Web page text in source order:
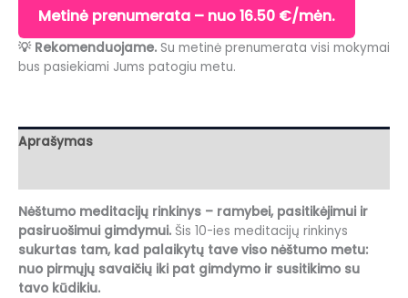
A.Belopetrovič
Metinė prenumerata – nuo 16.50 €/mėn.
💡 Rekomenduojame. Su metinė prenumerata visi mokymai
bus pasiekiami Jums patogiu metu.
Aprašymas
Nėštumo meditacijų rinkinys – ramybei, pasitikėjimui ir
pasiruošimui gimdymui. Šis 10-ies meditacijų rinkinys
sukurtas tam, kad palaikytų tave viso nėštumo metu:
nuo pirmųjų savaičių iki pat gimdymo ir susitikimo su
tavo kūdikiu.